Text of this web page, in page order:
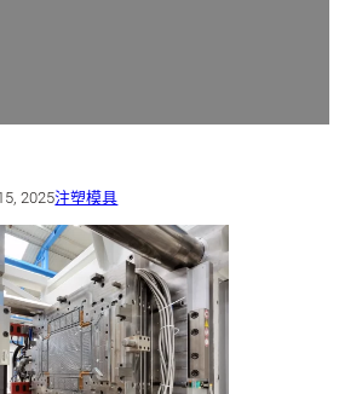
2025注塑模具